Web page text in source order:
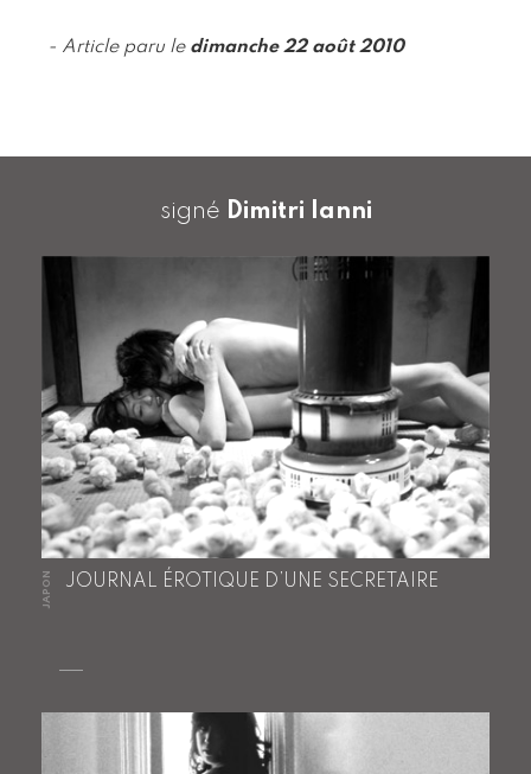
- Article paru le dimanche 22 août 2010
signé Dimitri Ianni
JAPON JOURNAL ÉROTIQUE D’UNE SECRETAIRE